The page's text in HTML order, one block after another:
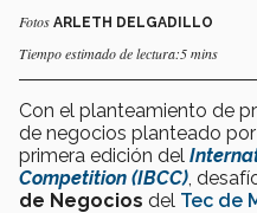
Fotos ARLETH DELGADILLO
Tiempo estimado de lectura:5 mins
Con el planteamiento de
de negocios planteado
primera edición del
Competition (IBCC) ,
de Negocios del Tec de